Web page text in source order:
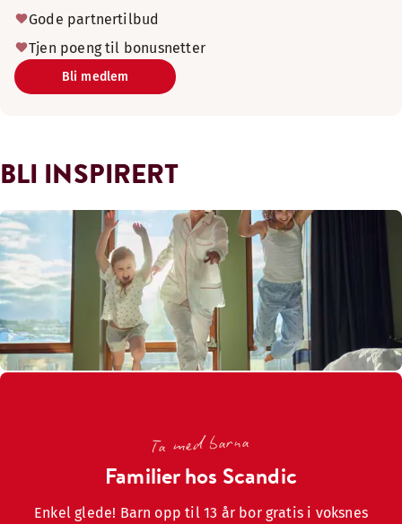
Gode partnertilbud
Tjen poeng til bonusnetter
Bli medlem
BLI INSPIRERT
Ta med barna
Familier hos Scandic
Enkel glede! Barn opp til 13 år bor gratis i voksnes